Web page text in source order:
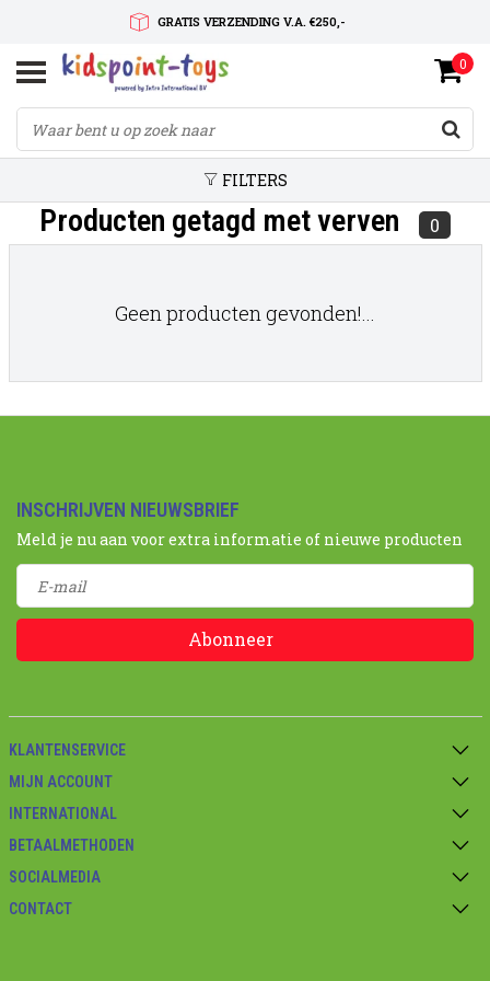
GRATIS VERZENDING V.A. €250,-
SNELLE LEVERTIJD
SERVICE OP MAAT
0
FILTERS
Producten getagd met verven 0
Geen producten gevonden!...
INSCHRIJVEN NIEUWSBRIEF
Meld je nu aan voor extra informatie of nieuwe producten
Abonneer
KLANTENSERVICE
MIJN ACCOUNT
INTERNATIONAL
BETAALMETHODEN
SOCIALMEDIA
CONTACT